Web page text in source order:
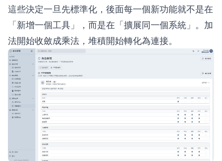
這些決定一旦先標準化，後面每一個新功能就不是在
「新增一個工具」，而是在「擴展同一個系統」。加
法開始收斂成乘法，堆積開始轉化為連接。